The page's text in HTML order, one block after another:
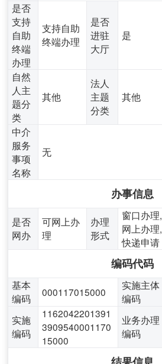
是否
支持
自助
终端
办理
支持自助
终端办理
是否
进驻
大厅
是
自然
人主
题分
类
其他
法人
主题
分类
其他
中介
服务
事项
名称
无
办事信息
是否
网办
可网上办
理
办理
形式
窗口办理,
网上办理,
快递申请
编码代码
基本
编码
000117015000
实施主体
编码
实施
编码
1162042201391
3909540001170
15000
业务办理
编码